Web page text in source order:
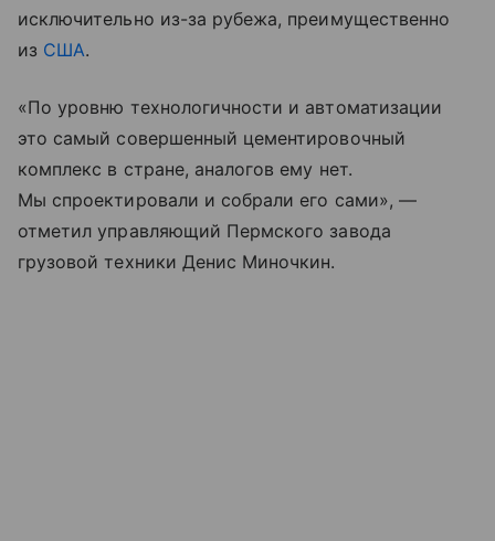
исключительно из-за рубежа, преимущественно
из США.
«По уровню технологичности и автоматизации
это самый совершенный цементировочный
комплекс в стране, аналогов ему нет.
Мы спроектировали и собрали его сами», —
отметил управляющий Пермского завода
грузовой техники Денис Миночкин.